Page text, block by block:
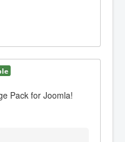
Pack for Joomla!